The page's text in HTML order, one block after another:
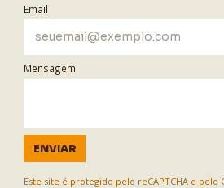
Email
Mensagem
ENVIAR
Este site é protegido pelo reCAPTCHA e pelo